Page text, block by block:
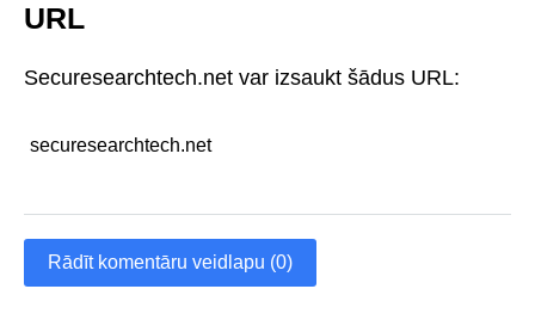
URL
Securesearchtech.net var izsaukt šādus URL:
securesearchtech.net
Rādīt komentāru veidlapu (0)